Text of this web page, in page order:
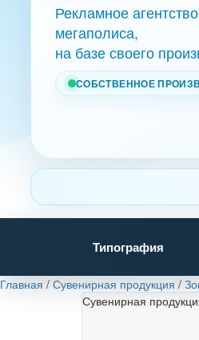
Рекламное
мегаполиса,
на базе своего
СОБСТВЕННОЕ
Типография
Главная / Сувенирная продукция /
Сувенирная